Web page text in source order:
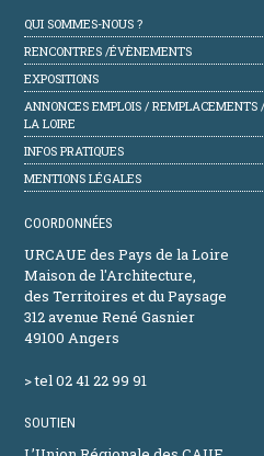
QUI SOMMES-NOUS ?
RENCONTRES /ÉVÈNEMENTS
EXPOSITIONS
ANNONCES EMPLOIS / REMPLACEMENTS
LA LOIRE
INFOS PRATIQUES
MENTIONS LÉGALES
COORDONNÉES
URCAUE des Pays de la Loire
Maison de l'Architecture,
des Territoires et du Paysage
312 avenue René Gasnier
49100 Angers
> tel 02 41 22 99 91
SOUTIEN